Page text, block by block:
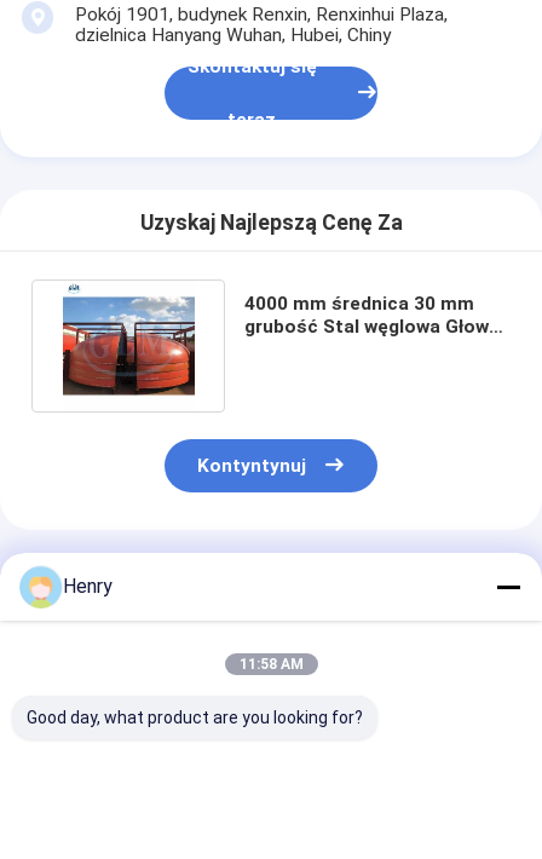
Pokój 1901, budynek Renxin, Renxinhui Plaza,
dzielnica Hanyang Wuhan, Hubei, Chiny
Skontaktuj się
teraz
Uzyskaj Najlepszą Cenę Za
4000 mm średnica 30 mm
grubość Stal węglowa Głowa
Kontyntynuj
Polecane Produkty
Henry
11:58 AM
Good day, what product are you looking for?